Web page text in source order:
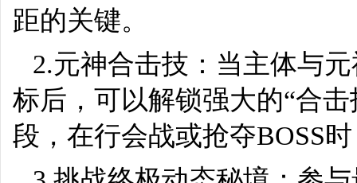
距的关键。
2.元神合击技：当主体与
标后，可以解锁强大的“合
段，在行会战或抢夺BOSS